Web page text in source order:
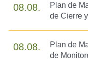
08.08.
Plan de
de Cierre
08.08.
Plan de
de